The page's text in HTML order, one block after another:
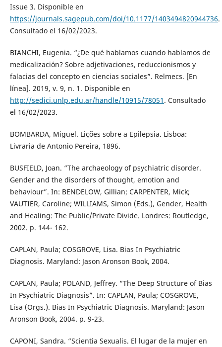
Issue 3. Disponible en
https://journals.sagepub.com/doi/10.1177/1403494820944736.
Consultado el 16/02/2023.
BIANCHI, Eugenia. “¿De qué hablamos cuando hablamos de
medicalización? Sobre adjetivaciones, reduccionismos y
falacias del concepto en ciencias sociales”. Relmecs. [En
línea]. 2019, v. 9, n. 1. Disponible en
http://sedici.unlp.edu.ar/handle/10915/78051 . Consultado
el 16/02/2023.
BOMBARDA, Miguel. Lições sobre a Epilepsia. Lisboa:
Livraria de Antonio Pereira, 1896.
BUSFIELD, Joan. “The archaeology of psychiatric disorder.
Gender and the disorders of thought, emotion and
behaviour”. In: BENDELOW, Gillian; CARPENTER, Mick;
VAUTIER, Caroline; WILLIAMS, Simon (Eds.), Gender, Health
and Healing: The Public/Private Divide. Londres: Routledge,
2002. p. 144- 162.
CAPLAN, Paula; COSGROVE, Lisa. Bias In Psychiatric
Diagnosis. Maryland: Jason Aronson Book, 2004.
CAPLAN, Paula; POLAND, Jeffrey. “The Deep Structure of Bias
In Psychiatric Diagnosis”. In: CAPLAN, Paula; COSGROVE,
Lisa (Orgs.). Bias In Psychiatric Diagnosis. Maryland: Jason
Aronson Book, 2004. p. 9-23.
CAPONI, Sandra. “Scientia Sexualis. El lugar de la mujer en